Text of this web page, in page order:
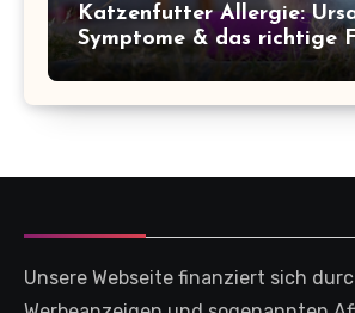
Katzenfutter Allergie:
Symptome & das richtige
Unsere Webseite finanziert sich